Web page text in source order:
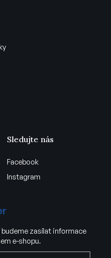
Sledujte nás
Facebook
Instagram
zasílat informace
e-shopu.